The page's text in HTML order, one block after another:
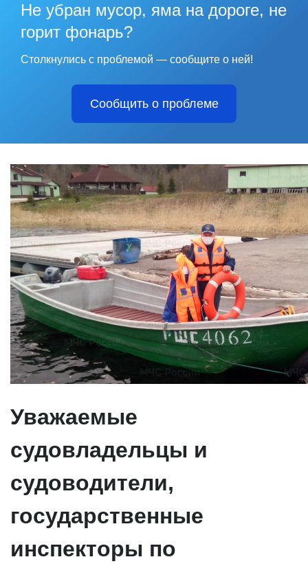
Не убран мусор, яма на дороге, не
горит фонарь?
Столкнулись с проблемой — сообщите о ней!
Сообщить о проблеме
Уважаемые
судовладельцы и
судоводители,
государственные
инспекторы по